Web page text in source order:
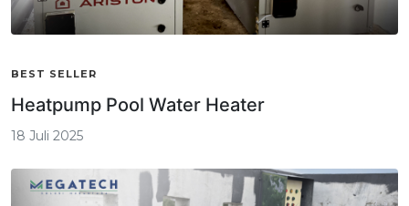
BEST SELLER
Heatpump Pool Water Heater
18 Juli 2025